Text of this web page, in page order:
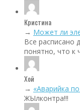
Кристина
→ Может ли
Все расписано
понятно, что к
Хой
→ «Аварийка
ЖЫлконтра!!!